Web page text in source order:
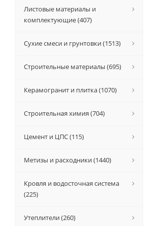
Листовые материалы и
комплектующие (407)
Сухие смеси и грунтовки (1513)
Строительные материалы (695)
Керамогранит и плитка (1070)
Строительная химия (704)
Цемент и ЦПС (115)
Метизы и расходники (1440)
Кровля и водосточная система
(225)
Утеплители (260)